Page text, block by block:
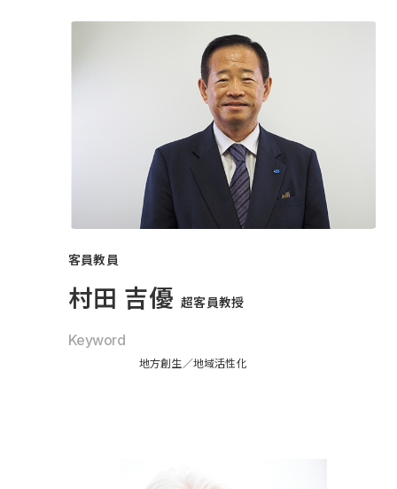
客員教員
村田 吉優 超客員教授
Keyword
地方創生 地域活性化